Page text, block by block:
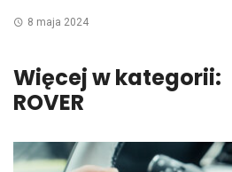
8 maja 2024
Więcej w kategorii:
ROVER